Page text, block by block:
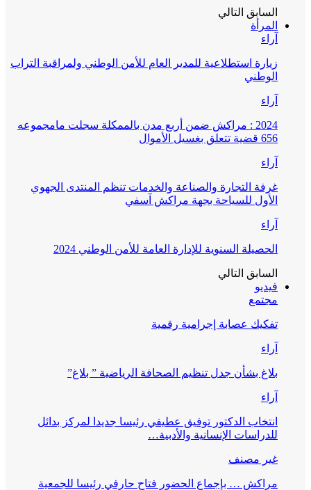
السابق التالي
المرأة
آراء
زيارة استطلاعية للمدير العام للأمن الوطني ولمراقبة التراب
الوطني
آراء
2024 : مراكش ضمن أربع مدن بالممكلة سجلت مامجموعه
656 قضية تتعلق بغسيل الأموال
آراء
غرفة التجارة والصناعة والخدمات تنظم المنتدى الجهوي
الأول للسياحة بجهة مراكش آسفي
آراء
الحصيلة السنوية للإدارة العامة للأمن الوطني 2024
السابق التالي
فيديو
مجتمع
تفكيك عصابة إجرامية رقمية
آراء
بلاغ بشأن جدل تنظيم الصحافة الرياضية ” بلاغ”
آراء
انتخاب الدكتور توفيق عطيفي رئيسا جديدا لمركز بدائل
للدراسات الإنسانية والأدبية…
غير مصنف
مراكش … بإجماع الحضور فتاح حارفي رئيسا للجمعية